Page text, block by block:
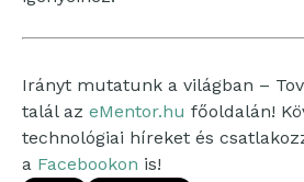
Irányt mutatunk a világban –
talál az eMentor.hu főoldalán!
technológiai híreket és
a Facebookon is!